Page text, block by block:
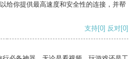
给你提供最高速度和安全性的连接，并帮
支持[0] 反对[0]